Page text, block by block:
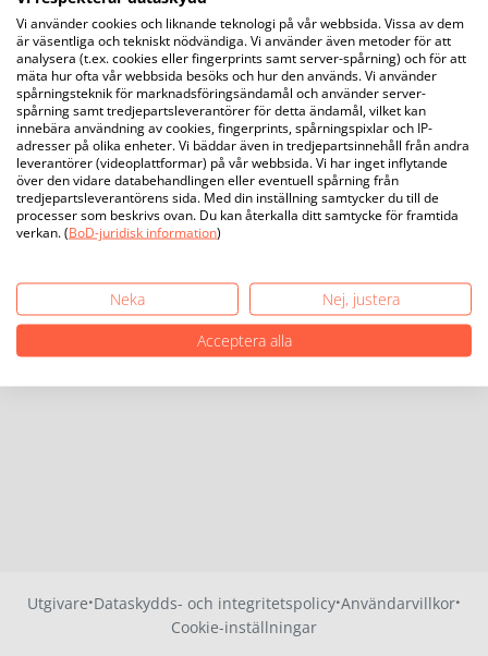
Utgivare·Dataskydds- och integritetspolicy·Användarvillkor·
Cookie-inställningar
Vi använder cookies och liknande teknologi på vår webbsida. Vissa av dem
är väsentliga och tekniskt nödvändiga. Vi använder även metoder för att
analysera (t.ex. cookies eller fingerprints samt server-spårning) och för att
mäta hur ofta vår webbsida besöks och hur den används. Vi använder
spårningsteknik för marknadsföringsändamål och använder server-
spårning samt tredjepartsleverantörer för detta ändamål, vilket kan
innebära användning av cookies, fingerprints, spårningspixlar och IP-
adresser på olika enheter. Vi bäddar även in tredjepartsinnehåll från andra
leverantörer (videoplattformar) på vår webbsida. Vi har inget inflytande
över den vidare databehandlingen eller eventuell spårning från
tredjepartsleverantörens sida. Med din inställning samtycker du till de
processer som beskrivs ovan. Du kan återkalla ditt samtycke för framtida
verkan. (BoD-juridisk information)
Neka
Nej, justera
Acceptera alla